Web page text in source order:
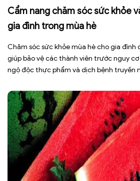
Cẩm nang chăm sóc sức khỏe
gia đình trong mùa hè
Chăm sóc sức khỏe mùa hè cho gia đình
giúp bảo vệ các thành viên trước nguy
ngộ độc thực phẩm và dịch bệnh truyền
sức […]